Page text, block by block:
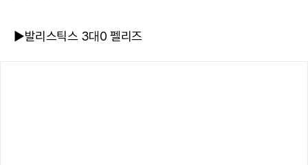
▶발리스틱스 3대0 펠리즈